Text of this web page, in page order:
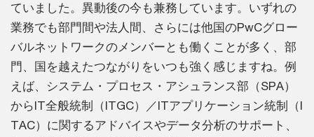
ていました。異動後の今も兼務しています。いずれの
業務でも部門間や法人間、さらには他国のPwCグロー
バルネットワークのメンバーとも働くことが多く、部
門、国を越えたつながりをいつも強く感じますね。例
えば、システム・プロセス・アシュランス部（SPA）
からIT全般統制（ITGC）／ITアプリケーション統制（I
TAC）に関するアドバイスやデータ分析のサポート、